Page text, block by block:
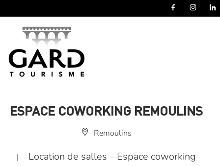
ESPACE COWORKING REMOULINS
Remoulins
| Location de salles – Espace coworking